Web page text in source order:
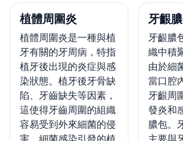
植體周圍炎
植體周圍炎是一種與植
牙有關的牙周病，特指
植牙後出現的炎症與感
染狀態。植牙後牙骨缺
陷、牙齒缺失等因素，
這使得牙齒周圍的組織
容易受到外來細菌的侵
牙齦
牙齦膿
織中積
由於細
當口腔
牙齦周
發炎和
膿包。